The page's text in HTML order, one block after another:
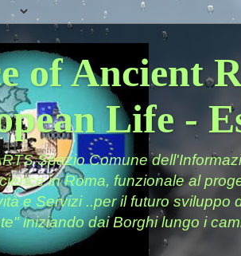
of Ancient
Life -
Spazio Comune
in Roma, funzionale al
e Servizi ..per il futuro
iniziando dai Borghi lungo i